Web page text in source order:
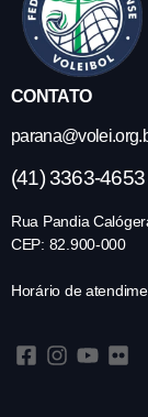
CONTATO
(41) 3363-4653
Rua Pandia
CEP: 82.900-000
Horário de